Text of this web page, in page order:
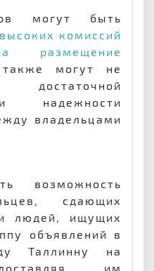
могут быть
высоких комиссий
могут не
надежности
владельцами
сдающих
людей, ищущих
объявлений в
Таллинну на
им